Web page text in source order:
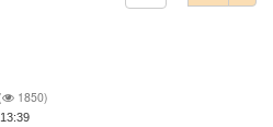
( 1850)